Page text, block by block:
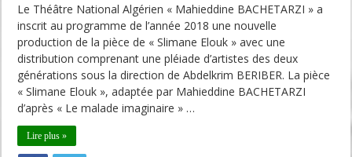
Le Théâtre National Algérien « Mahieddine BACHETARZI » a
inscrit au programme de l’année 2018 une nouvelle
production de la pièce de « Slimane Elouk » avec une
distribution comprenant une pléiade d’artistes des deux
générations sous la direction de Abdelkrim BERIBER. La pièce
« Slimane Elouk », adaptée par Mahieddine BACHETARZI
d’après « Le malade imaginaire » …
Lire plus »